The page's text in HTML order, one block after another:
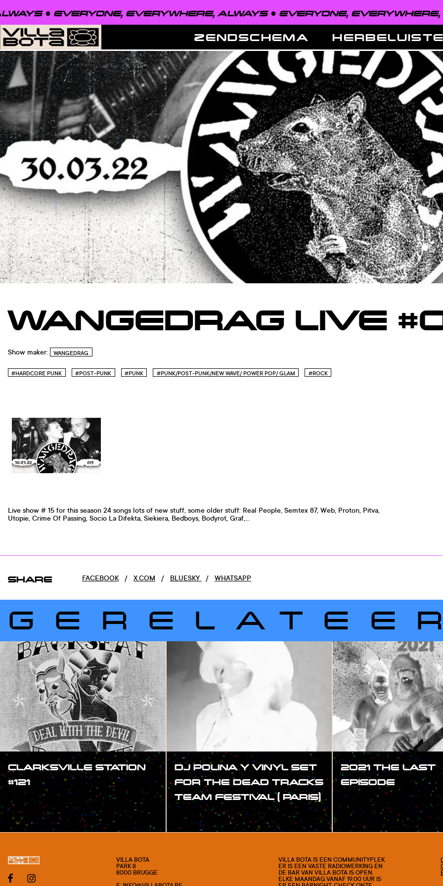
EVERYWHERE, ALWAYS ● EVERYONE, EVERYWHERE, ALWAYS ●
ZENDSCHEMA
WANGEDRAG LIVE
Show maker: WANGEDRAG
#HARDCORE PUNK #POST-PUNK #PUNK #PUNK/POST-PUNK/NEW WAVE/ POWER POP/ GLAM #ROCK
Live show # 15 for this season 24 songs lots of new stuff, some older stuff: Real People, Semtex 87, Web, Proton, Pitva,
Utopie, Crime Of Passing, Socio La Difekta, Siekiera, Bedboys, Bodyrot, Graf,...
SHARE FACEBOOK / X.COM / BLUESKY / WHATSAPP
CLARKSVILLE STATION
#121
#SHOW
DJ POLINA Y VINYL SET
FOR THE DEAD TRACKS
TEAM FESTIVAL ( PARIS)
#SHOW
2021 THE LAST
EPISODE
#SHOW
VILLA BOTA
PARK 8
8000 BRUGGE
VILLA BOTA IS EEN COMMUNITYPLEK.
ER IS EEN VASTE RADIOWERKING EN
DE BAR VAN VILLA BOTA IS OPEN.
ELKE MAANDAG VANAF 19.00 UUR IS